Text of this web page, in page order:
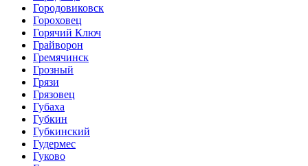
Городовиковск
Гороховец
Горячий Ключ
Грайворон
Гремячинск
Грозный
Грязи
Грязовец
Губаха
Губкин
Губкинский
Гудермес
Гуково